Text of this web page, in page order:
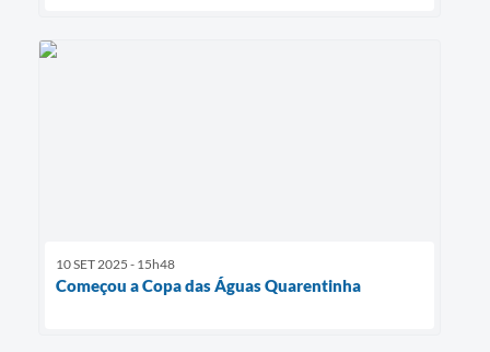
10 SET 2025 - 15h48
Começou a Copa das Águas Quarentinha